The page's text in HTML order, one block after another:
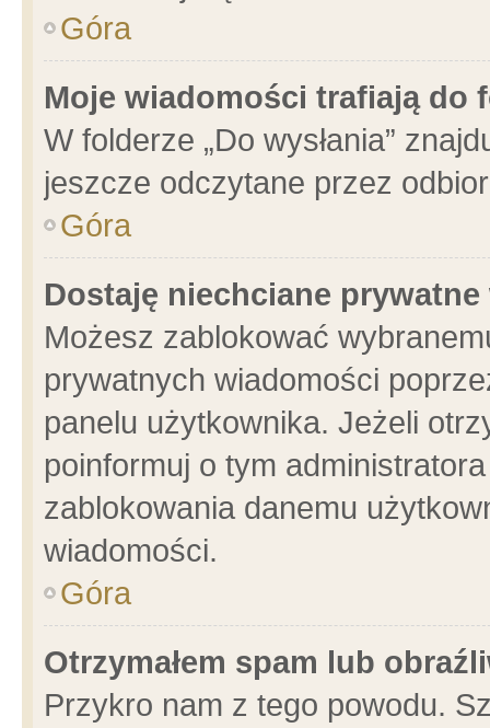
Góra
Moje wiadomości trafiają do
W folderze „Do wysłania”
jeszcze odczytane przez
Góra
Dostaję niechciane
Możesz zablokować
prywatnych wiadomości
panelu użytkownika. Jeżeli
poinformuj o tym
zablokowania danemu
wiadomości.
Góra
Otrzymałem spam lub
Przykro nam z tego powodu.